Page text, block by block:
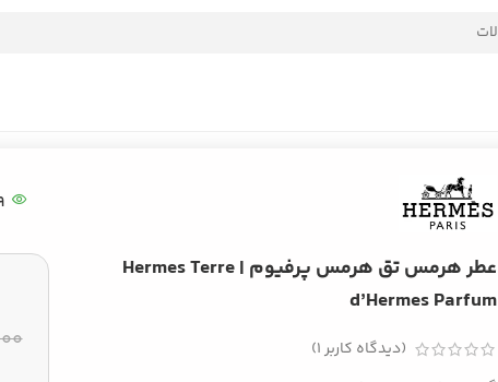
عطر هرمس تق هرمس پرفیوم | Hermes Terre
d’Hermes Parfum
(دیدگاه کاربر1
)